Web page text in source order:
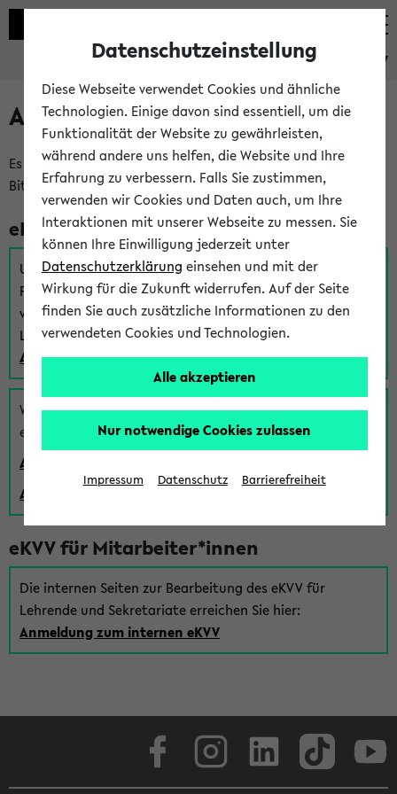
eKVV
Anmeldung am eKVV
Es gibt mehrere Möglichkeiten zur Anmeldung am eKVV.
Bitte wählen Sie die für Sie richtige aus:
eKVV für Studierende
Um sich einen Stundenplan zu erstellen und alle weiteren
Funktionen des eKVVs für Studierende zu nutzen,
verwenden Sie diesen Link zur Anmeldung über Ihr Uni
Login:
Anmeldung zum eKVV der Studierenden
Wenn Sie (noch) kein Uni Login haben, können Sie das
eKVV auch über einen Gastzugang verwenden:
Anmeldung über einen vorhandenen Gastzugang
Anlegen eines neuen Gastzugangs
eKVV für Mitarbeiter*innen
Die internen Seiten zur Bearbeitung des eKVV für
Lehrende und Sekretariate erreichen Sie hier:
Anmeldung zum internen eKVV
Datenschutzeinstellung
Diese Webseite verwendet Cookies und ähnliche
Technologien. Einige davon sind essentiell, um die
Funktionalität der Website zu gewährleisten,
während andere uns helfen, die Website und Ihre
Erfahrung zu verbessern. Falls Sie zustimmen,
verwenden wir Cookies und Daten auch, um Ihre
Interaktionen mit unserer Webseite zu messen. Sie
können Ihre Einwilligung jederzeit unter
Datenschutzerklärung einsehen und mit der
Wirkung für die Zukunft widerrufen. Auf der Seite
finden Sie auch zusätzliche Informationen zu den
verwendeten Cookies und Technologien.
Alle akzeptieren
Nur notwendige Cookies zulassen
Impressum Datenschutz Barrierefreiheit